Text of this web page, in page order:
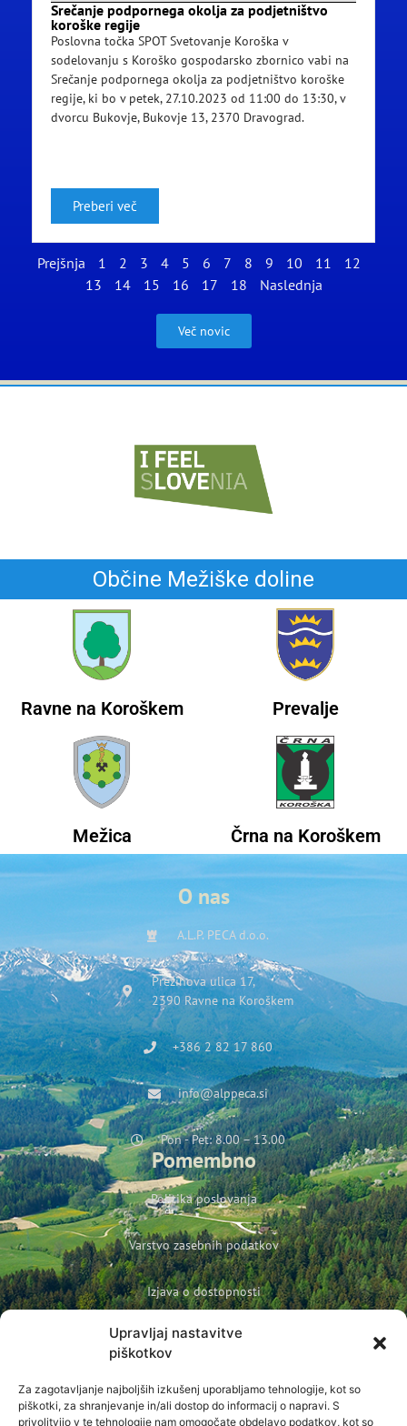
Upravljaj nastavitve
piškotkov
Za zagotavljanje najboljših izkušenj uporabljamo tehnologije, kot so
piškotki, za shranjevanje in/ali dostop do informacij o napravi. S
privolitvijo v te tehnologije nam omogočate obdelavo podatkov, kot so
Srečanje podpornega okolja za podjetništvo
koroške regije
Poslovna točka SPOT Svetovanje Koroška v
sodelovanju s Koroško gospodarsko zbornico vabi na
Srečanje podpornega okolja za podjetništvo koroške
regije, ki bo v petek, 27.10.2023 od 11:00 do 13:30, v
dvorcu Bukovje, Bukovje 13, 2370 Dravograd.
Preberi več
Prejšnja 1 2 3 4 5 6 7 8 9 10 11
12
13
14 15 16 17 18 Naslednja
Več novic
Občine Mežiške doline
Ravne na Koroškem Prevalje
Mežica Črna na Koroškem
O nas
A.L.P. PECA d.o.o.
Prežihova ulica 17,
2390 Ravne na Koroškem
+386 2 82 17 860
info@alppeca.si
Pon - Pet: 8.00 – 13.00
Pomembno
Politika poslovanja
Varstvo zasebnih podatkov
Izjava o dostopnosti
Politika podjetja o varovanju otrok in mladoletnih oseb
Prijava na novice
Ime